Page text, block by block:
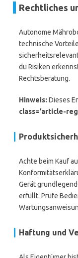
Rechtliches
Autonome
technische
du Risiken
Rechtsberatung.
Hinweis: Dieses
class=’article-
Achte beim Kauf
Gerät
erfüllt. Prüfe
Haftung und